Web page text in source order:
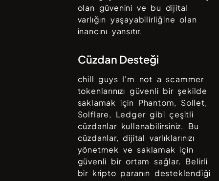
olan güvenini ve bu dijital
varlığın yaşayabilirliğine olan
inancını yansıtır.
Cüzdan Desteği
chill guys I'm not a scammer
tokenlarınızı güvenli bir şekilde
saklamak için Phantom, Sollet,
Solflare, Ledgergibi çeşitli
cüzdanlar kullanabilirsiniz. Bu
cüzdanlar, dijital varlıklarınızı
yönetmek ve saklamak için
güvenli bir ortam sağlar. Belirli
bir kripto paranın desteklendiği